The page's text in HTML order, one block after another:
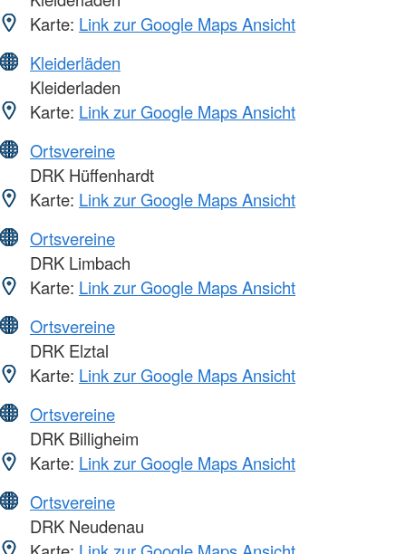
Karte: Link zur Google Maps Ansicht
Kleiderläden
Kleiderladen
Karte: Link zur Google Maps Ansicht
Ortsvereine
DRK Hüffenhardt
Karte: Link zur Google Maps Ansicht
Ortsvereine
DRK Limbach
Karte: Link zur Google Maps Ansicht
Ortsvereine
DRK Elztal
Karte: Link zur Google Maps Ansicht
Ortsvereine
DRK Billigheim
Karte: Link zur Google Maps Ansicht
Ortsvereine
DRK Neudenau